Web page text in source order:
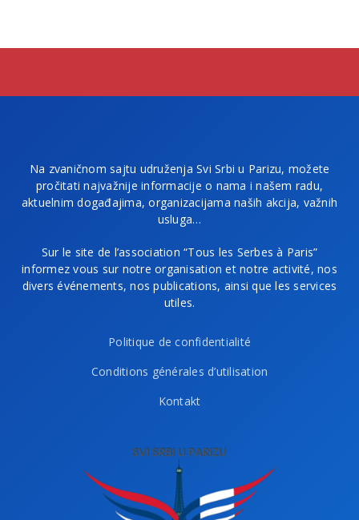
Na zvaničnom sajtu udruženja Svi Srbi u Parizu, možete
pročitati najvažnije informacije o nama i našem radu,
aktuelnim događajima, organizacijama naših akcija, važnih
usluga…
Sur le site de l’association “Tous les Serbes à Paris”
informez vous sur notre organisation et notre activité, nos
divers événements, nos publications, ainsi que les services
utiles.
Politique de confidentialité
Conditions générales d’utilisation
Kontakt